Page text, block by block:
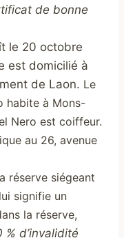
de bonne
le 20 octobre
est domicilié à
de Laon. Le
habite à Mons-
Nero est coiffeur.
au 26, avenue
réserve siégeant
signifie un
la réserve,
d’invalidité